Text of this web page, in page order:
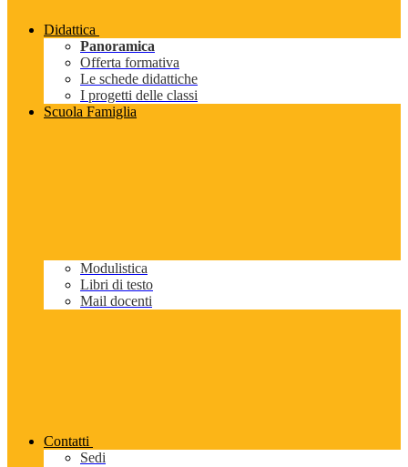
Didattica
Panoramica
Offerta formativa
Le schede didattiche
I progetti delle classi
Scuola Famiglia
Modulistica
Libri di testo
Mail docenti
Contatti
Sedi